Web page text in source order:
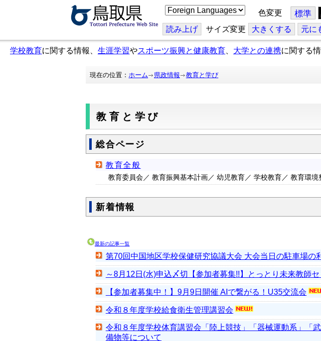
こ
の
ジ
を
翻
る
色変更 標準
読み上げ サイズ変更 大きくする 元に
学校教育に関する情報、 生涯学習やスポーツ振興と健康教育 大学との連携に関する
現在の位置： ホーム 県政情報 教育と学び
教育と学び
総合ページ
教育全般
教育委員会／ 教育振興基本計画／ 幼児教育／ 学校教育／ 教育環境
新着情報
最新の記事一覧
第70回中国地区学校保健研究協議大会 大会当日の駐車場の
～8月12日(水)申込〆切【参加者募集!!】とっとり未来教師
【参加者募集中！】9月9日開催 AIで繋がる！U35交流会
令和８年度学校給食衛生管理講習会
令和８年度学校体育講習会「陸上競技」「器械運動系」「
備物等について